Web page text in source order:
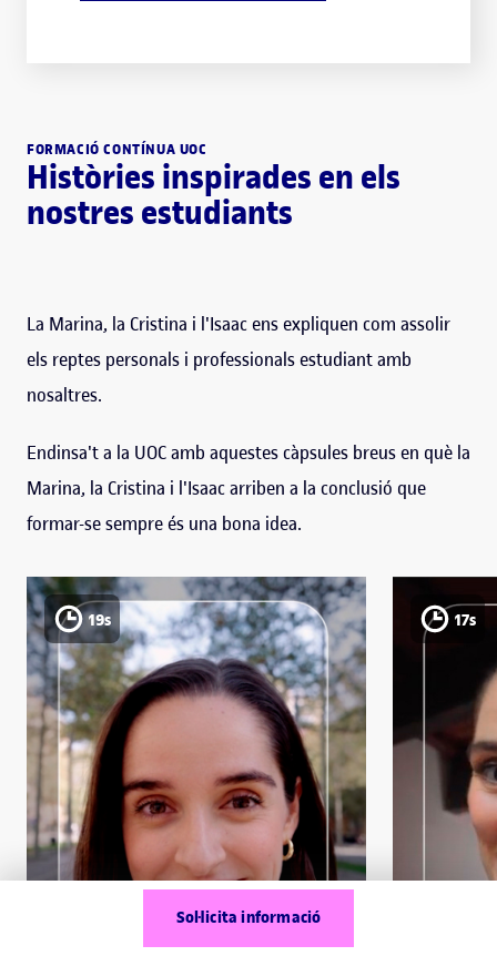
Sol·licita informació
FORMACIÓ CONTÍNUA UOC
Històries inspirades en els
nostres estudiants
La Marina, la Cristina i l'Isaac ens expliquen com assolir
els reptes personals i professionals estudiant amb
nosaltres.
Endinsa't a la UOC amb aquestes càpsules breus en què la
Marina, la Cristina i l'Isaac arriben a la conclusió que
formar-se sempre és una bona idea.
19s 17s